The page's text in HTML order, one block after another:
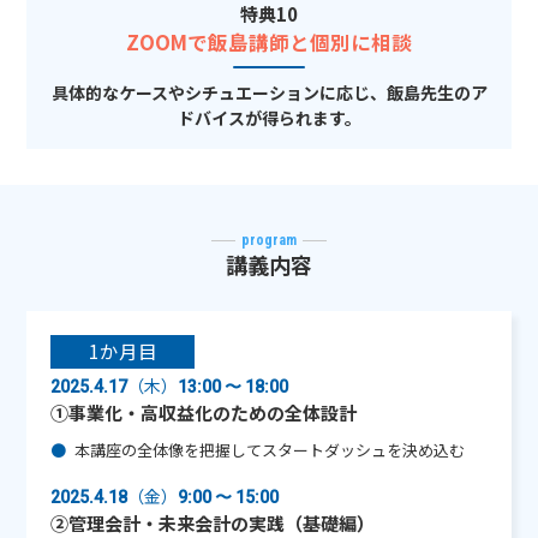
特典10
ZOOMで飯島講師と個別に相談
具体的なケースやシチュエーションに応じ、飯島先生のア
ドバイスが得られます。
program
講義内容
1か月目
2025.4.17（木） 13:00 〜 18:00
①事業化・高収益化のための全体設計
本講座の全体像を把握してスタートダッシュを決め込む
2025.4.18（金） 9:00 〜 15:00
②管理会計・未来会計の実践（基礎編）